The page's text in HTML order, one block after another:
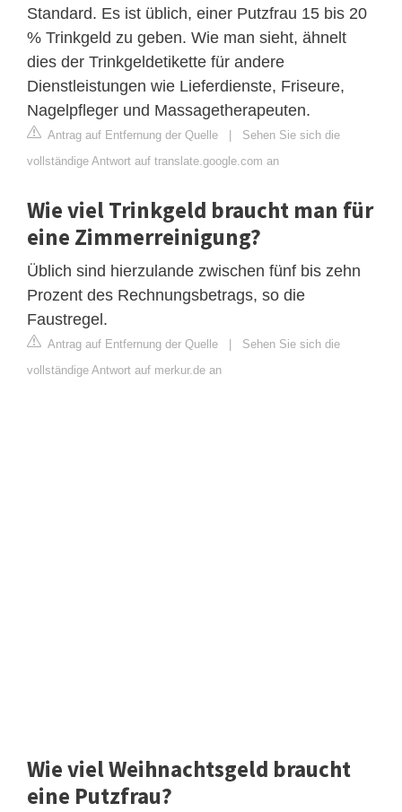
Standard. Es ist üblich, einer Putzfrau 15 bis 20
% Trinkgeld zu geben. Wie man sieht, ähnelt
dies der Trinkgeldetikette für andere
Dienstleistungen wie Lieferdienste, Friseure,
Nagelpfleger und Massagetherapeuten.
Antrag auf Entfernung der Quelle
Sehen Sie sich die
vollständige Antwort auf translate.google.com an
Wie viel Trinkgeld braucht man für
eine Zimmerreinigung?
Üblich sind hierzulande zwischen fünf bis zehn
Prozent des Rechnungsbetrags, so die
Faustregel.
Antrag auf Entfernung der Quelle
Sehen Sie sich die
vollständige Antwort auf merkur.de an
Wie viel Weihnachtsgeld braucht
eine Putzfrau?